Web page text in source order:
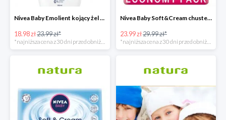
Nivea Baby Emolient kojący żel do mycia ciała i włosów 500ml
18.98 zł23.99 zł*
Nivea Baby Soft&Cream chusteczki 4x63 sztuki
23.99 zł29.99 zł*